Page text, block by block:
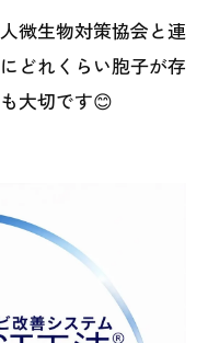
微生物対策協会と連
どれくらい胞子が存
大切です😊